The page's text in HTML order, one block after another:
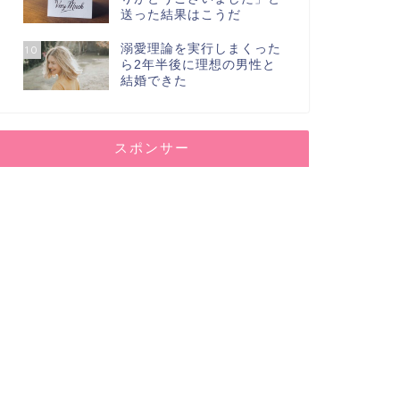
送った結果はこうだ
10
溺愛理論を実行しまくった
ら2年半後に理想の男性と
結婚できた
スポンサー